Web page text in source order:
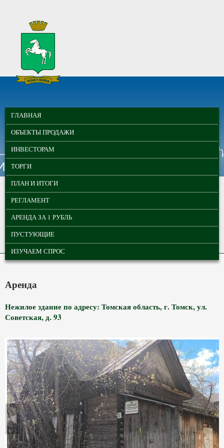
МУНИЦИПАЛЬНЫЕ
ТОРГИ ГОРОДА
ТОМСКА
ГЛАВНОЕ МЕНЮ
ГЛАВНАЯ
ОБЪЕКТЫ ПРОДАЖИ
ИНВЕСТОРАМ
ТОРГИ
ПЛАН И ИТОГИ
РЕГЛАМЕНТ
АРЕНДА ЗА 1 РУБЛЬ
ПУСТУЮЩИЕ
ИЗУЧАЕМ СПРОС
Аренда
Нежилое здание по адресу: Томская область, г. Томск, ул.
Советская, д. 93